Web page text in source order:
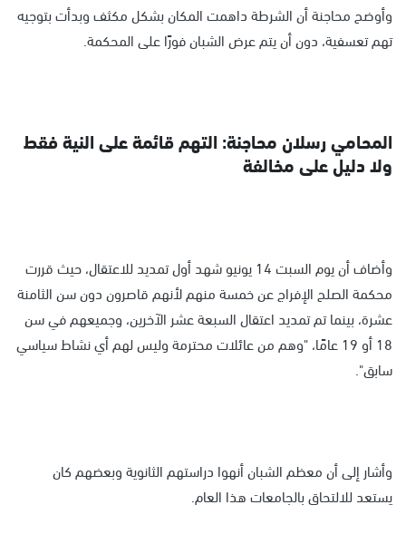
وأوضح محاجنة أن الشرطة داهمت المكان بشكل مكثف وبدأت بتوجيه
تهم تعسفية، دون أن يتم عرض الشبان فورًا على المحكمة.
المحامي رسلان محاجنة: التهم قائمة على النية فقط
ولا دليل على مخالفة
وأضاف أن يوم السبت 14 يونيو شهد أول تمديد للاعتقال، حيث قررت
محكمة الصلح الإفراج عن خمسة منهم لأنهم قاصرون دون سن الثامنة
عشرة، بينما تم تمديد اعتقال السبعة عشر الآخرين، وجميعهم في سن
18 أو 19 عامًا، "وهم من عائلات محترمة وليس لهم أي نشاط سياسي
سابق".
وأشار إلى أن معظم الشبان أنهوا دراستهم الثانوية وبعضهم كان
يستعد للالتحاق بالجامعات هذا العام.